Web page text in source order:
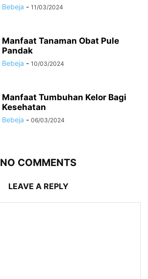
Bebeja - 11/03/2024
Manfaat Tanaman Obat Pule
Pandak
Bebeja - 10/03/2024
Manfaat Tumbuhan Kelor Bagi
Kesehatan
Bebeja - 06/03/2024
NO COMMENTS
LEAVE A REPLY